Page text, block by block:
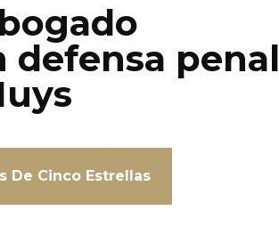
defensa penal
De Cinco Estrellas